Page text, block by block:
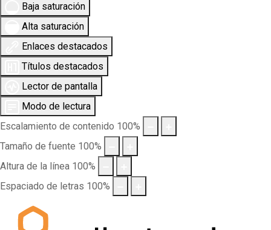
Baja saturación
Alta saturación
Enlaces destacados
Títulos destacados
Lector de pantalla
Modo de lectura
Escalamiento de contenido 100%
Tamaño de fuente 100%
Altura de la línea 100%
Espaciado de letras 100%